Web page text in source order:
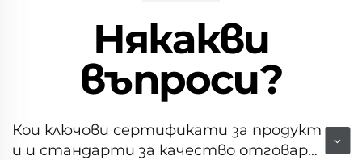
Някакви
въпроси?
Кои ключови сертификати за продукт
и и стандарти за качество отговаря